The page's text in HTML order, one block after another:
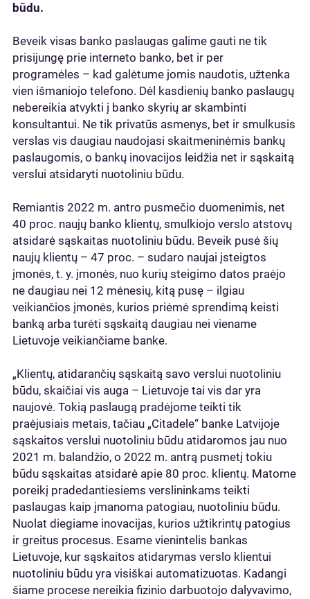
būdu.
Beveik visas banko paslaugas galime gauti ne tik
prisijungę prie interneto banko, bet ir per
programėles – kad galėtume jomis naudotis, užtenka
vien išmaniojo telefono. Dėl kasdienių banko paslaugų
nebereikia atvykti į banko skyrių ar skambinti
konsultantui. Ne tik privatūs asmenys, bet ir smulkusis
verslas vis daugiau naudojasi skaitmeninėmis bankų
paslaugomis, o bankų inovacijos leidžia net ir sąskaitą
verslui atsidaryti nuotoliniu būdu.
Remiantis 2022 m. antro pusmečio duomenimis, net
40 proc. naujų banko klientų, smulkiojo verslo atstovų
atsidarė sąskaitas nuotoliniu būdu. Beveik pusė šių
naujų klientų – 47 proc. – sudaro naujai įsteigtos
įmonės, t. y. įmonės, nuo kurių steigimo datos praėjo
ne daugiau nei 12 mėnesių, kitą pusę – ilgiau
veikiančios įmonės, kurios priėmė sprendimą keisti
banką arba turėti sąskaitą daugiau nei viename
Lietuvoje veikiančiame banke.
„Klientų, atidarančių sąskaitą savo verslui nuotoliniu
būdu, skaičiai vis auga – Lietuvoje tai vis dar yra
naujovė. Tokią paslaugą pradėjome teikti tik
praėjusiais metais, tačiau „Citadele“ banke Latvijoje
sąskaitos verslui nuotoliniu būdu atidaromos jau nuo
2021 m. balandžio, o 2022 m. antrą pusmetį tokiu
būdu sąskaitas atsidarė apie 80 proc. klientų. Matome
poreikį pradedantiesiems verslininkams teikti
paslaugas kaip įmanoma patogiau, nuotoliniu būdu.
Nuolat diegiame inovacijas, kurios užtikrintų patogius
ir greitus procesus. Esame vienintelis bankas
Lietuvoje, kur sąskaitos atidarymas verslo klientui
nuotoliniu būdu yra visiškai automatizuotas. Kadangi
šiame procese nereikia fizinio darbuotojo dalyvavimo,